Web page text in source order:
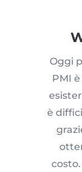
Oggi
PMI
è